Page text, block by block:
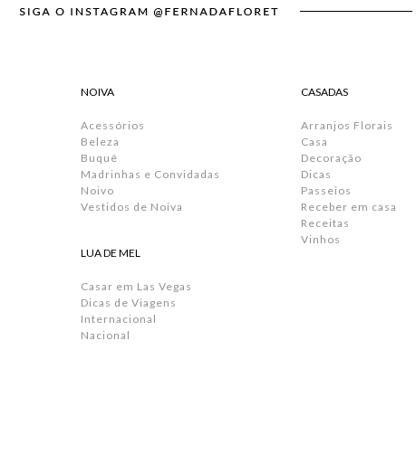
NOIVA
Acessórios
Beleza
Buquê
Madrinhas e Convidadas
Noivo
Vestidos de Noiva
LUA DE MEL
Casar em Las Vegas
Dicas de Viagens
Internacional
Nacional
CASADAS
Arranjos Florais
Casa
Decoração
Dicas
Passeios
Receber em casa
Receitas
Vinhos